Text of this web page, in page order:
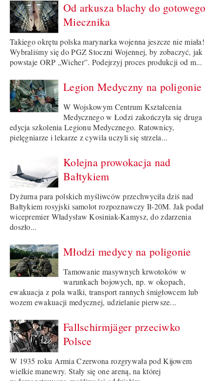
Od arkusza blachy do gotowego
Miecznika
Takiego okrętu polska marynarka wojenna jeszcze nie miała!
Wybraliśmy się do PGZ Stoczni Wojennej, by zobaczyć, jak
powstaje ORP „Wicher”. Podejrzyj proces produkcji od m...
Legion Medyczny na poligonie
W Wojskowym Centrum Kształcenia
Medycznego w Łodzi zakończyła się druga
edycja szkolenia Legionu Medycznego. Ratownicy,
pielęgniarze i lekarze z cywila uczyli się strzela...
Kolejna prowokacja nad
Bałtykiem
Dyżurna para polskich myśliwców przechwyciła dziś nad
Bałtykiem rosyjski samolot rozpoznawczy Ił-20M. Jak podał
wicepremier Władysław Kosiniak-Kamysz, do zdarzenia
doszło...
Młodzi medycy na poligonie
Tamowanie masywnych krwotoków w
warunkach bojowych, np. w okopach,
ewakuacja z pola walki, transport rannych śmigłowcem lub
wozem ewakuacji medycznej, udzielanie pierwsze...
Fallschirmjäger przeciwko
Polsce
W 1935 roku Armia Czerwona rozgrywała pod Kijowem
wielkie manewry. Stały się one areną, na której